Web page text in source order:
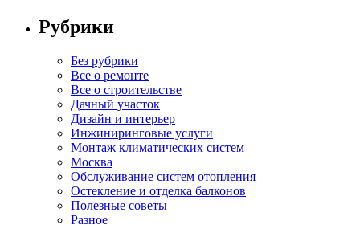
Рубрики
Без рубрики
Все о ремонте
Все о строительстве
Дачный участок
Дизайн и интерьер
Инжиниринговые услуги
Монтаж климатических систем
Москва
Обслуживание систем отопления
Остекление и отделка балконов
Полезные советы
Разное